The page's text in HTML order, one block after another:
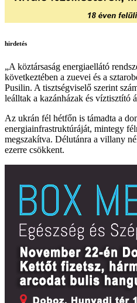
hirdetés
„A köztársaság energiaellátó
következtében a zuevei és a
Pusilin. A tisztségviselő szerint
leálltak a kazánházak és víztisztító
Az ukrán fél hétfőn is támadta a
energiainfrastruktúráját, mintegy
megszakítva. Délutánra a villany
ezerre csökkent.